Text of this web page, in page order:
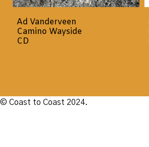
Ad Vanderveen
Camino Wayside
CD
© Coast to Coast 2024.